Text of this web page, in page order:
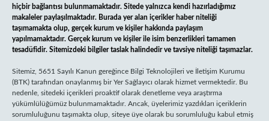
hiçbir bağlantısı bulunmamaktadır. Sitede yalnızca kendi hazırladığımız
makaleler paylaşılmaktadır. Burada yer alan içerikler haber niteliği
taşımamakta olup, gerçek kurum ve kişiler hakkında paylaşım
yapılmamaktadır. Gerçek kurum ve kişiler ile isim benzerlikleri tamamen
tesadüfidir. Sitemizdeki bilgiler taslak halindedir ve tavsiye niteliği taşımazlar.
Sitemiz, 5651 Sayılı Kanun gereğince Bilgi Teknolojileri ve İletişim Kurumu
(BTK) tarafından onaylanmış bir Yer Sağlayıcı olarak hizmet vermektedir. Bu
nedenle, sitedeki içerikleri proaktif olarak denetleme veya araştırma
yükümlülüğümüz bulunmamaktadır. Ancak, üyelerimiz yazdıkları içeriklerin
sorumluluğunu taşımakta olup, siteye üye olarak bu sorumluluğu kabul etmiş